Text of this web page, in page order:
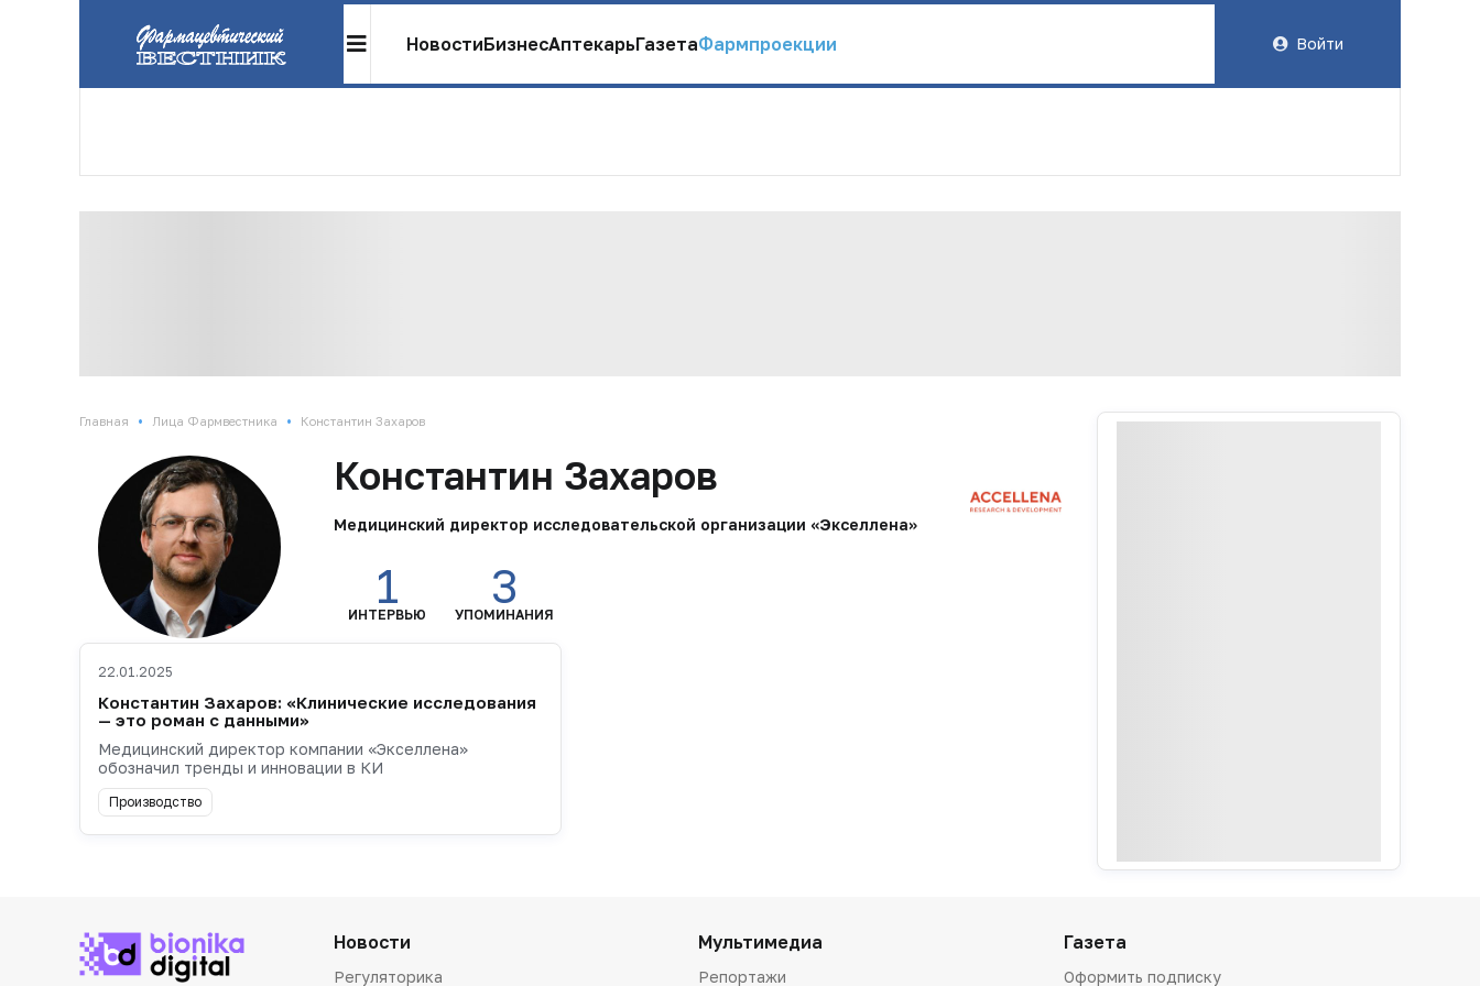
НовостиБизнесАптекарьГазетаФармпроекции Войти
Главная • Лица Фармвестника • Константин Захаров
Константин Захаров
Медицинский директор исследовательской организации «Экселлена»
1
ИНТЕРВЬЮ
3
УПОМИНАНИЯ
22.01.2025
Константин Захаров: «Клинические исследования
— это роман с данными»
Медицинский директор компании «Экселлена»
обозначил тренды и инновации в КИ
Производство
Новости
Регуляторика
Мультимедиа
Репортажи
Газета
Оформить подписку